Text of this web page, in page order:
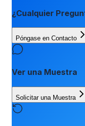
¿Cualquier
Póngase en Contacto
Ver una Muestra
Solicitar una Muestra